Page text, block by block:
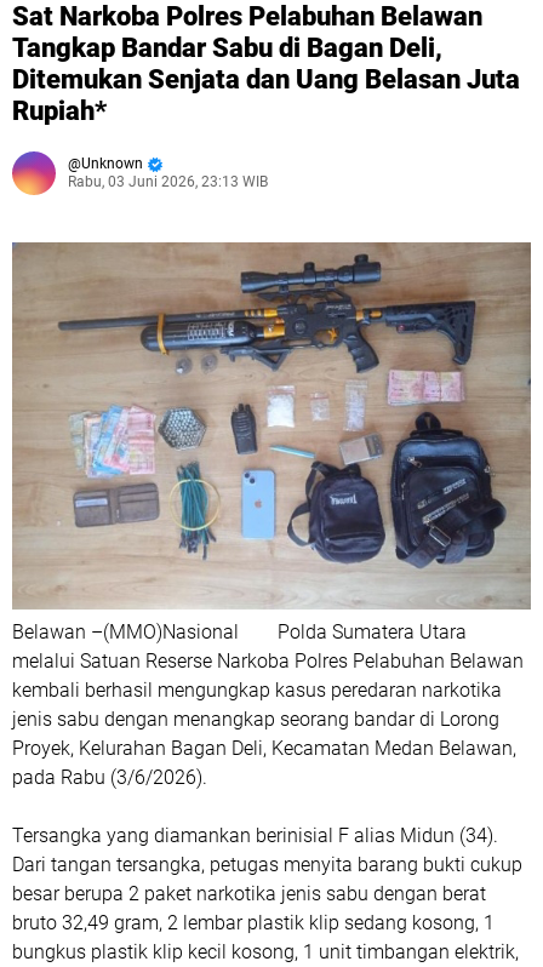
Sat Narkoba Polres Pelabuhan Belawan
Tangkap Bandar Sabu di Bagan Deli,
Ditemukan Senjata dan Uang Belasan Juta
Rupiah*
Unknown
Rabu, 03 Juni 2026, 23:13 WIB
Belawan –(MMO)Nasional Polda Sumatera Utara
melalui Satuan Reserse Narkoba Polres Pelabuhan Belawan
kembali berhasil mengungkap kasus peredaran narkotika
jenis sabu dengan menangkap seorang bandar di Lorong
Proyek, Kelurahan Bagan Deli, Kecamatan Medan Belawan,
pada Rabu (3/6/2026).
Tersangka yang diamankan berinisial F alias Midun (34).
Dari tangan tersangka, petugas menyita barang bukti cukup
besar berupa 2 paket narkotika jenis sabu dengan berat
bruto 32,49 gram, 2 lembar plastik klip sedang kosong, 1
bungkus plastik klip kecil kosong, 1 unit timbangan elektrik,